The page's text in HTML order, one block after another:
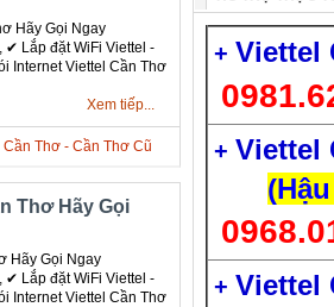
Hãy Gọi Ngay
‎Lắp đặt WiFi Viettel -
Internet Viettel Cần Thơ
Xem tiếp...
Cần Thơ - Cần Thơ Cũ
Thơ Hãy Gọi
Hãy Gọi Ngay
‎Lắp đặt WiFi Viettel -
Internet Viettel Cần Thơ
+ Viettel
+ Viettel
+ Viettel